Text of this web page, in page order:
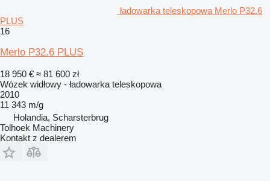
ładowarka teleskopowa Merlo P32.6
PLUS
16
Merlo P32.6 PLUS
18 950 € ≈ 81 600 zł
Wózek widłowy - ładowarka teleskopowa
2010
11 343 m/g
Holandia, Scharsterbrug
Tolhoek Machinery
Kontakt z dealerem